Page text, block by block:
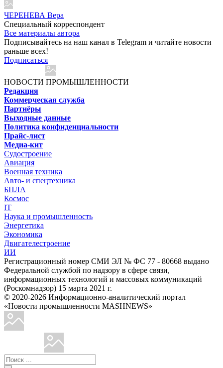
ЧЕРЕНЕВА Вера
Специальный корреспондент
Все материалы автора
Подписывайтесь на наш канал в Telegram и читайте новости
раньше всех!
Подписаться
НОВОСТИ ПРОМЫШЛЕННОСТИ
Редакция
Коммерческая служба
Партнёры
Выходные данные
Политика конфиденциальности
Прайс-лист
Медиа-кит
Судостроение
Авиация
Военная техника
Авто- и спецтехника
БПЛА
Космос
IT
Наука и промышленность
Энергетика
Экономика
Двигателестроение
ИИ
Регистрационный номер СМИ ЭЛ № ФС 77 - 80668 выдано
Федеральной службой по надзору в сфере связи,
информационных технологий и массовых коммуникаций
(Роскомнадзор) 15 марта 2021 г.
© 2020-2026 Информационно-аналитический портал
«Новости промышленности MASHNEWS»